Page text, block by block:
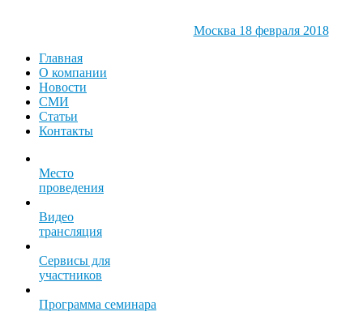
Москва 18 февраля 2018
Главная
О компании
Новости
СМИ
Статьи
Контакты
Место
проведения
Видео
трансляция
Сервисы для
участников
Программа семинара